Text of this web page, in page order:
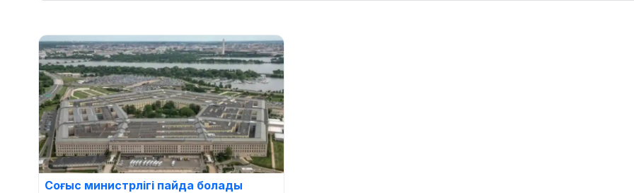
Соғыс министрлігі пайда болады